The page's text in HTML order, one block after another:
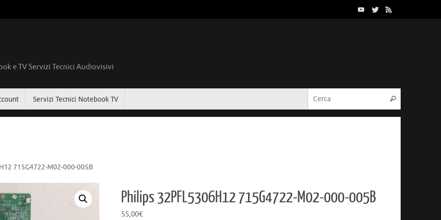
e TV Servizi Tecnici Audiovisivi
Servizi Tecnici Notebook TV Cerca
715G4722-M02-000-005B
Philips 32PFL5306H12 715G4722-M02-000-005B
55,00€